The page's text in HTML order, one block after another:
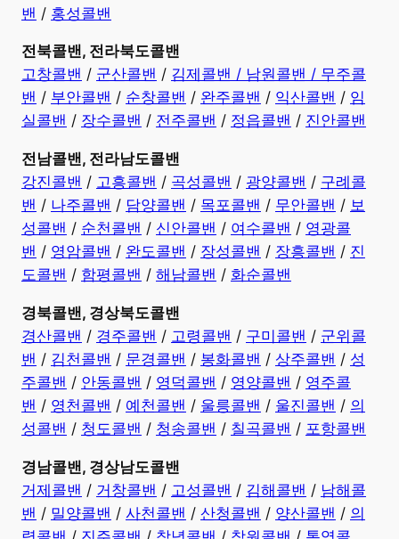
밴 / 홍성콜밴
전북콜밴, 전라북도콜밴
고창콜밴 / 군산콜밴 / 김제콜밴 / 남원콜밴 / 무주콜
밴 / 부안콜밴 / 순창콜밴 / 완주콜밴 / 익산콜밴 / 임
실콜밴 / 장수콜밴 / 전주콜밴 / 정읍콜밴 / 진안콜밴
전남콜밴, 전라남도콜밴
강진콜밴 / 고흥콜밴 / 곡성콜밴 / 광양콜밴 / 구례콜
밴 / 나주콜밴 / 담양콜밴 / 목포콜밴 / 무안콜밴 / 보
성콜밴 / 순천콜밴 / 신안콜밴 / 여수콜밴 / 영광콜
밴 / 영암콜밴 / 완도콜밴 / 장성콜밴 / 장흥콜밴 / 진
도콜밴 / 함평콜밴 / 해남콜밴 / 화순콜밴
경북콜밴, 경상북도콜밴
경산콜밴 / 경주콜밴 / 고령콜밴 / 구미콜밴 / 군위콜
밴 / 김천콜밴 / 문경콜밴 / 봉화콜밴 / 상주콜밴 / 성
주콜밴 / 안동콜밴 / 영덕콜밴 / 영양콜밴 / 영주콜
밴 / 영천콜밴 / 예천콜밴 / 울릉콜밴 / 울진콜밴 / 의
성콜밴 / 청도콜밴 / 청송콜밴 / 칠곡콜밴 / 포항콜밴
경남콜밴, 경상남도콜밴
거제콜밴 / 거창콜밴 / 고성콜밴 / 김해콜밴 / 남해콜
밴 / 밀양콜밴 / 사천콜밴 / 산청콜밴 / 양산콜밴 / 의